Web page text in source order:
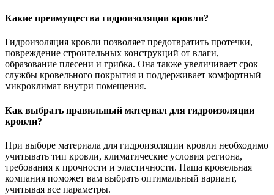
Какие преимущества гидроизоляции кровли?
Гидроизоляция кровли позволяет предотвратить протечки,
повреждение строительных конструкций от влаги,
образование плесени и грибка. Она также увеличивает срок
службы кровельного покрытия и поддерживает комфортный
микроклимат внутри помещения.
Как выбрать правильный материал для гидроизоляции
кровли?
При выборе материала для гидроизоляции кровли необходимо
учитывать тип кровли, климатические условия региона,
требования к прочности и эластичности. Наша кровельная
компания поможет вам выбрать оптимальный вариант,
учитывая все параметры.